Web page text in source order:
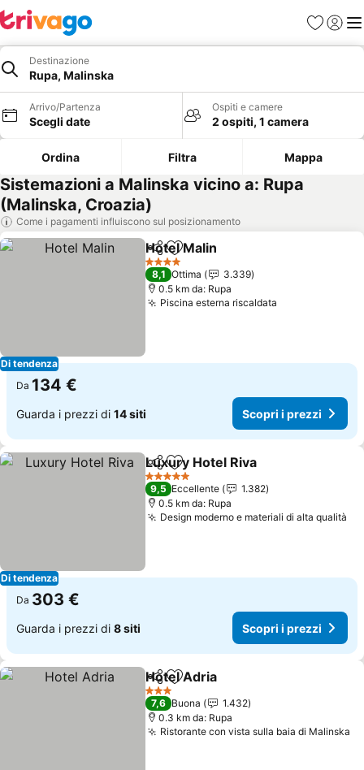
PreferitiAccedi
Destinazione
Rupa, Malinska
Arrivo/Partenza
Scegli date
Ospiti e camere
2 ospiti, 1 camera
Ordina Filtra Mappa
Sistemazioni a Malinska vicino a: Rupa
(Malinska, Croazia)
Come i pagamenti influiscono sul posizionamento
Di tendenza
CondividiAggiungi ai preferiti
Hotel Malin
4 Stelle
8,1 Ottima
3.339
0.5 km da: Rupa
Piscina esterna riscaldata
Da 134 €
Guarda i prezzi di 14 siti Scopri i prezzi
Di tendenza
CondividiAggiungi ai preferiti
Luxury Hotel Riva
5 Stelle
9,5 Eccellente
1.382
0.5 km da: Rupa
Design moderno e materiali di alta qualità
Da 303 €
Guarda i prezzi di 8 siti Scopri i prezzi
CondividiAggiungi ai preferiti
Hotel Adria
3 Stelle
7,6 Buona
1.432
0.3 km da: Rupa
Ristorante con vista sulla baia di Malinska